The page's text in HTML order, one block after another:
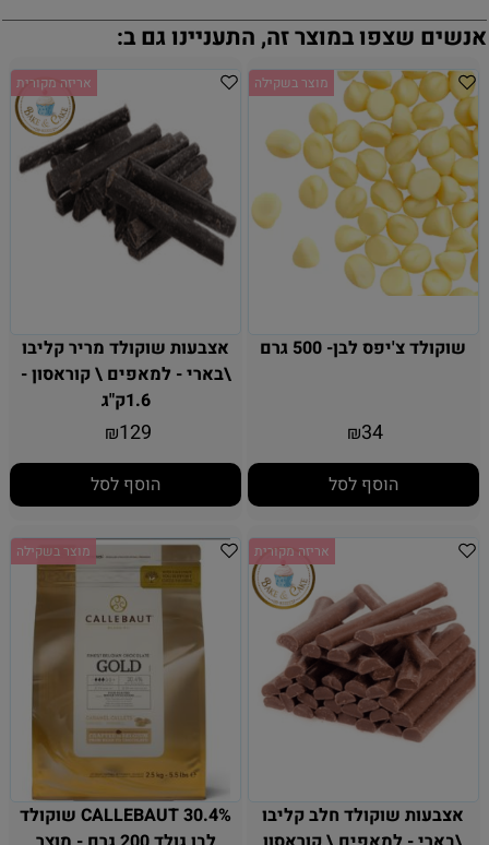
אנשים שצפו במוצר זה, התעניינו גם ב:
מוצר בשקילה
שוקולד צ'יפס לבן- 500 גרם
₪34
הוסף לסל
אריזה מקורית
אצבעות שוקולד מריר קליבו
\בארי - למאפים \ קוראסון -
1.6ק"ג
₪129
הוסף לסל
אריזה מקורית
אצבעות שוקולד חלב קליבו
מוצר בשקילה
CALLEBAUT 30.4% שוקולד